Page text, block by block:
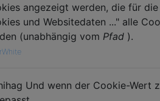
angezeigt werden, die für
und Websitedaten ..." alle
(unabhängig vom Pfad ).
Und wenn der Cookie-